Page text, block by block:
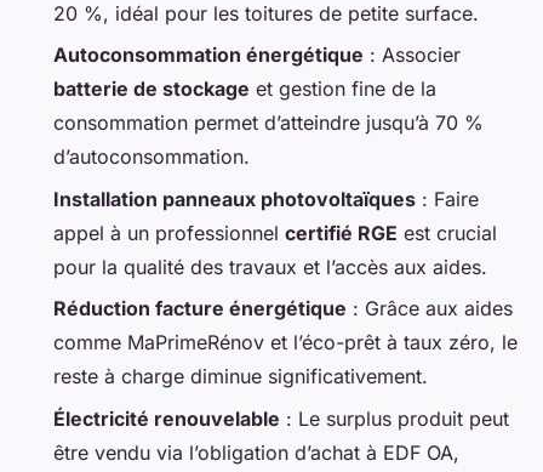
20 %, idéal pour les toitures de petite surface.
Autoconsommation énergétique : Associer
batterie de stockage et gestion fine de la
consommation permet d’atteindre jusqu’à 70 %
d’autoconsommation.
Installation panneaux photovoltaïques : Faire
appel à un professionnel certifié RGE est crucial
pour la qualité des travaux et l’accès aux aides.
Réduction facture énergétique : Grâce aux aides
comme MaPrimeRénov et l’éco-prêt à taux zéro, le
reste à charge diminue significativement.
Électricité renouvelable : Le surplus produit peut
être vendu via l’obligation d’achat à EDF OA,